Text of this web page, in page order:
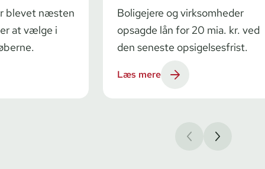
blevet næsten
at vælge i
Boligejere og virksomheder
opsagde lån for 20 mia. kr. ved
den seneste opsigelsesfrist.
Læs mere